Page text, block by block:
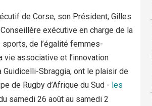
de Corse, son Président, Gilles
exécutive en charge de la
de l’égalité femmes-
vie associative et l’innovation
Guidicelli-Sbraggia, ont le plaisir de
de Rugby d’Afrique du Sud - les
samedi 26 août au samedi 2